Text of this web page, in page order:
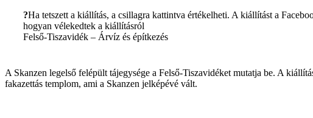
?Ha tetszett a kiállítás, a csillagra kattintva értékelheti. A kiállítást a
hogyan vélekedtek a kiállításról
Felső-Tiszavidék – Árvíz és építkezés
A Skanzen legelső felépült tájegysége a Felső-Tiszavidéket mutatja be. A
fakazettás templom, ami a Skanzen jelképévé vált.